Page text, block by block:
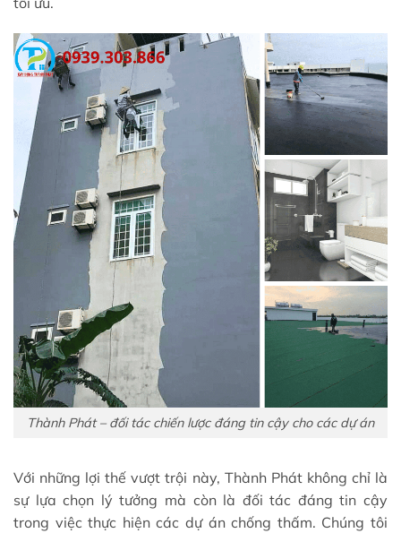
Thành Phát – đối tác chiến lược đáng tin cậy cho các dự án
Với những lợi thế vượt trội này, Thành Phát không chỉ là
sự lựa chọn lý tưởng mà còn là đối tác đáng tin cậy
trong việc thực hiện các dự án chống thấm. Chúng tôi